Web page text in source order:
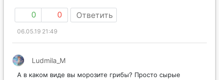
0 0 Ответить
06.05.19 21:49
Ludmila_M
А в каком виде вы морозите грибы? Просто сырые